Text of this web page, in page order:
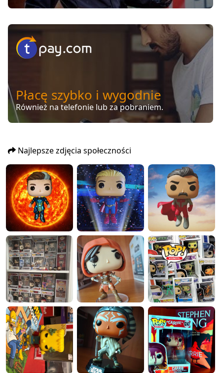
Płacę szybko i wygodnie
Również na telefonie lub za pobraniem.
Najlepsze zdjęcia społeczności